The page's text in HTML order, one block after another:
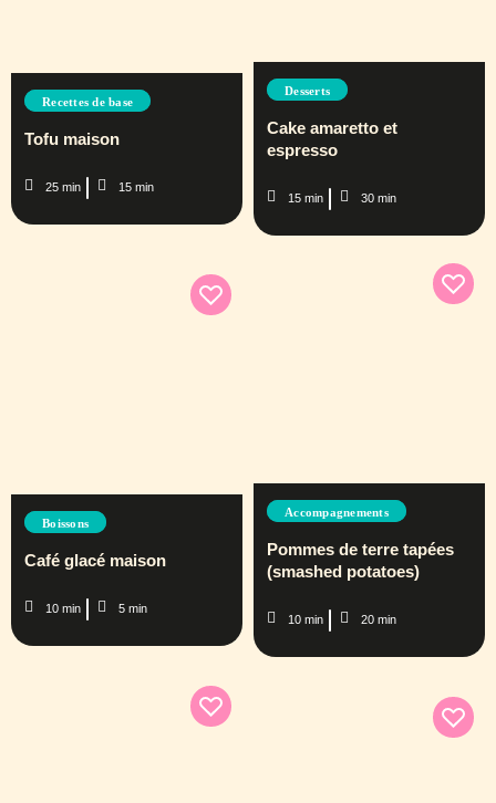
Recettes de base
Tofu maison
25 min 15 min
Desserts
Cake amaretto et
espresso
15 min 30 min
Boissons
Café glacé maison
10 min 5 min
Accompagnements
Pommes de terre tapées
(smashed potatoes)
10 min 20 min